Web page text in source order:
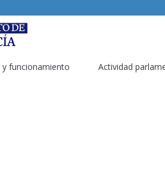
funcionamiento Actividad